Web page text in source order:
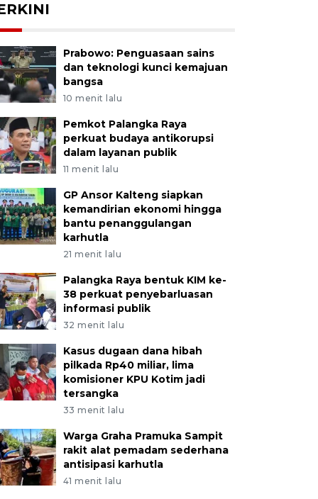
Prabowo: Penguasaan sains
dan teknologi kunci kemajuan
bangsa
10 menit lalu
Pemkot Palangka Raya
perkuat budaya antikorupsi
dalam layanan publik
11 menit lalu
GP Ansor Kalteng siapkan
kemandirian ekonomi hingga
bantu penanggulangan
karhutla
21 menit lalu
Palangka Raya bentuk KIM ke-
38 perkuat penyebarluasan
informasi publik
32 menit lalu
Kasus dugaan dana hibah
pilkada Rp40 miliar, lima
komisioner KPU Kotim jadi
tersangka
33 menit lalu
Warga Graha Pramuka Sampit
rakit alat pemadam sederhana
antisipasi karhutla
41 menit lalu